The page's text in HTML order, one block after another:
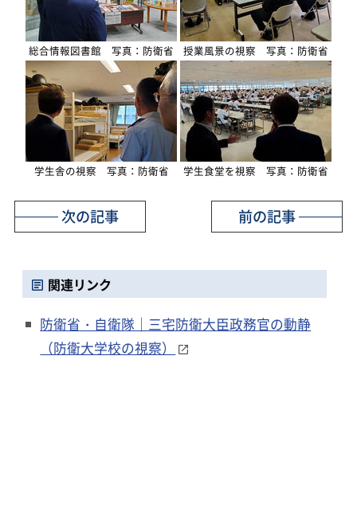
総合情報図書館 写真：防衛省 授業風景の視察 写真：防衛省
学生舎の視察 写真：防衛省 学生食堂を視察 写真：防衛省
前の記事
次の記事
関連リンク
防衛省・自衛隊｜三宅防衛大臣政務官の動静
（防衛大学校の視察）